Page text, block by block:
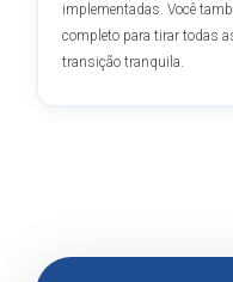
implementadas. Você
completo para tirar todas
transição tranquila.